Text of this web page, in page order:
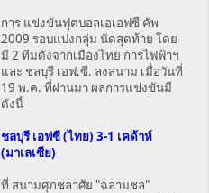
การ แข่งขันฟุตบอลเอเอฟซี คัพ
2009 รอบแบ่งกลุ่ม นัดสุดท้าย โดย
มี 2 ทีมดังจากเมืองไทย การไฟฟ้าฯ
และ ชลบุรี เอฟ.ซี. ลงสนาม เมื่อวันที่
19 พ.ค. ที่ผ่านมา ผลการแข่งขันมี
ดังนี้
ชลบุรี เอฟซี (ไทย) 3-1 เคด้าห์
(มาเลเซีย)
ที่ สนามศุภชลาศัย "ฉลามชล"